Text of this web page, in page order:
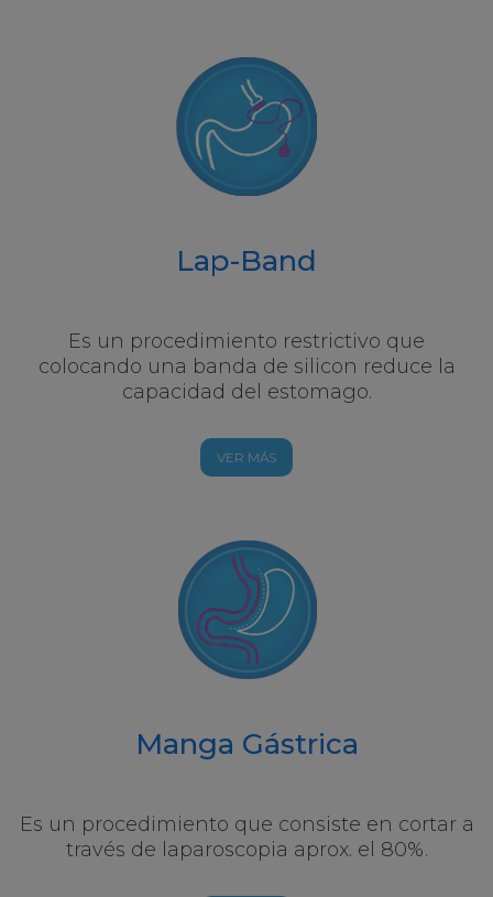
Lap-Band
Es un procedimiento restrictivo que
colocando una banda de silicon reduce la
capacidad del estomago.
VER MÁS
Manga Gástrica
Es un procedimiento que consiste en cortar a
través de laparoscopia aprox. el 80%.